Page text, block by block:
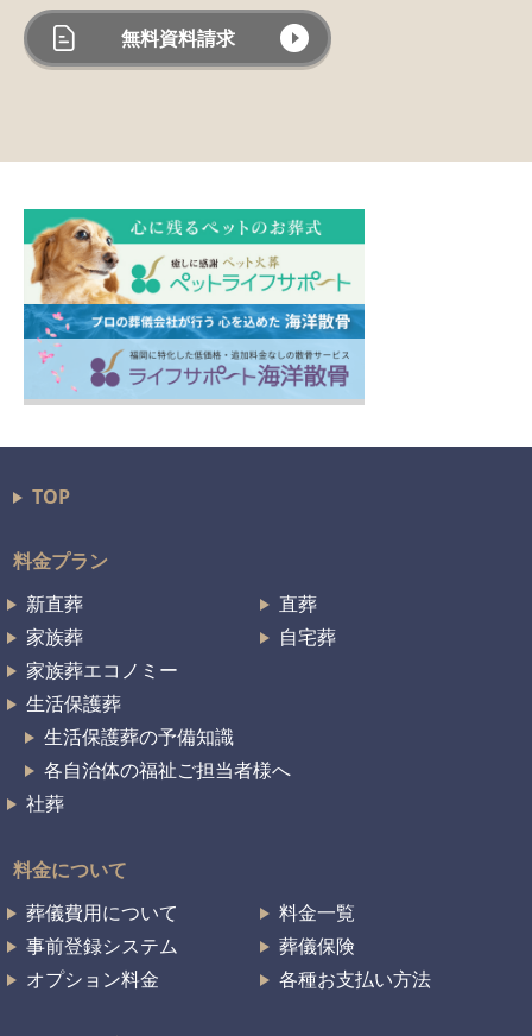
無料資料請求
TOP
料金プラン
新直葬
直葬
家族葬
自宅葬
家族葬エコノミー
生活保護葬
生活保護葬の予備知識
各自治体の福祉ご担当者様へ
社葬
料金について
葬儀費用について
料金一覧
事前登録システム
葬儀保険
オプション料金
各種お支払い方法